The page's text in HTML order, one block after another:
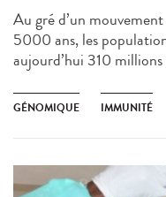
Au gré d’un
5000 ans, les
aujourd’hui 310
GÉNOMIQUE IMMUNITÉ